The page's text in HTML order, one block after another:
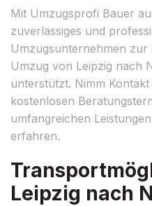
Mit Umzugsprofi Bauer
zuverlässiges und
Umzugsunternehmen zur
Umzug von Leipzig nach
unterstützt. Nimm
kostenlosen
umfangreichen
erfahren.
Leipzig nach